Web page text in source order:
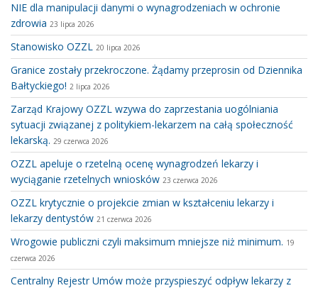
NIE dla manipulacji danymi o wynagrodzeniach w ochronie
zdrowia 23 lipca 2026
Stanowisko OZZL 20 lipca 2026
Granice zostały przekroczone. Żądamy przeprosin od Dziennika
Bałtyckiego! 2 lipca 2026
Zarząd Krajowy OZZL wzywa do zaprzestania uogólniania
sytuacji związanej z politykiem-lekarzem na całą społeczność
lekarską. 29 czerwca 2026
OZZL apeluje o rzetelną ocenę wynagrodzeń lekarzy i
wyciąganie rzetelnych wniosków 23 czerwca 2026
OZZL krytycznie o projekcie zmian w kształceniu lekarzy i
lekarzy dentystów 21 czerwca 2026
Wrogowie publiczni czyli maksimum mniejsze niż minimum. 19
czerwca 2026
Centralny Rejestr Umów może przyspieszyć odpływ lekarzy z